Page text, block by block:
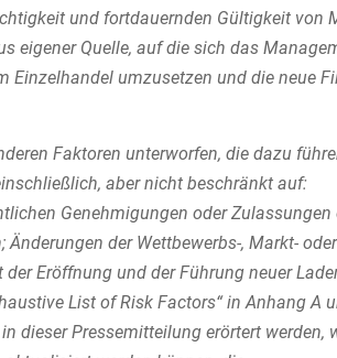
und fortdauernden Gültigkeit von
eigener Quelle, auf die sich das
Einzelhandel umzusetzen und die neue
Faktoren unterworfen, die dazu
aber nicht beschränkt auf:
Genehmigungen oder Zulassungen
der Wettbewerbs-, Markt- oder
Eröffnung und der Führung neuer
List of Risk Factors“ in Anhang A
dieser Pressemitteilung erörtert werden,